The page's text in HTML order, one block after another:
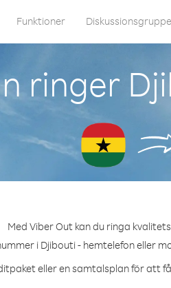
Funktioner
ringer
Med Viber Out kan du ringa
i Djibouti - hemtelefon eller
eller en samtalsplan för att